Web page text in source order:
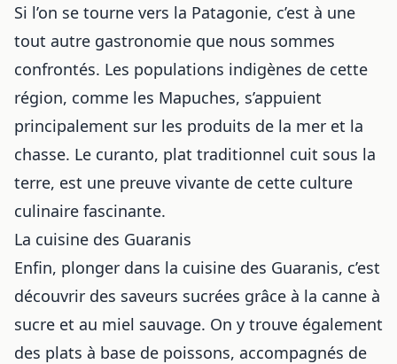
Si l’on se tourne vers la Patagonie, c’est à une
tout autre gastronomie que nous sommes
confrontés. Les populations indigènes de cette
région, comme les Mapuches, s’appuient
principalement sur les produits de la mer et la
chasse. Le curanto, plat traditionnel cuit sous la
terre, est une preuve vivante de cette culture
culinaire fascinante.
La cuisine des Guaranis
Enfin, plonger dans la cuisine des Guaranis, c’est
découvrir des saveurs sucrées grâce à la canne à
sucre et au miel sauvage. On y trouve également
des plats à base de poissons, accompagnés de